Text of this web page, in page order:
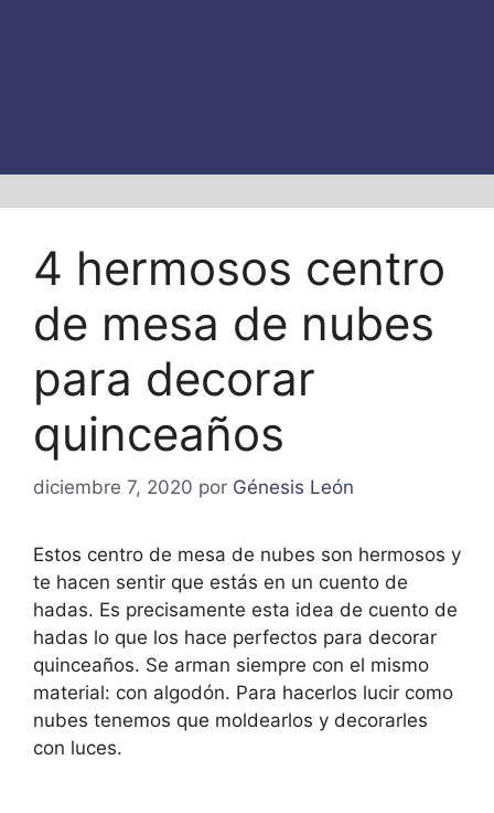
4 hermosos centro
de mesa de nubes
para decorar
quinceaños
diciembre 7, 2020 por Génesis León
Estos centro de mesa de nubes son hermosos y
te hacen sentir que estás en un cuento de
hadas. Es precisamente esta idea de cuento de
hadas lo que los hace perfectos para decorar
quinceaños. Se arman siempre con el mismo
material: con algodón. Para hacerlos lucir como
nubes tenemos que moldearlos y decorarles
con luces.